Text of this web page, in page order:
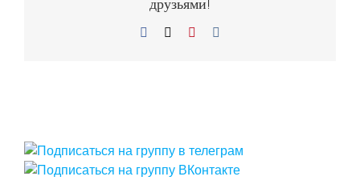
друзьями!
Facebook Pinterest